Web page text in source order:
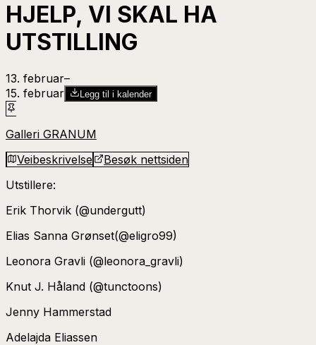
HJELP, VI SKAL HA
UTSTILLING
13. februar–​
15. februar
Legg til i kalender
Galleri GRANUM
Veibeskrivelse
Besøk nettsiden
Utstillere:
Erik Thorvik (@undergutt)
Elias Sanna Grønset(@eligro99)
Leonora Gravli (@leonora_gravli)
Knut J. Håland (@tunctoons)
Jenny Hammerstad
Adelajda Eliassen